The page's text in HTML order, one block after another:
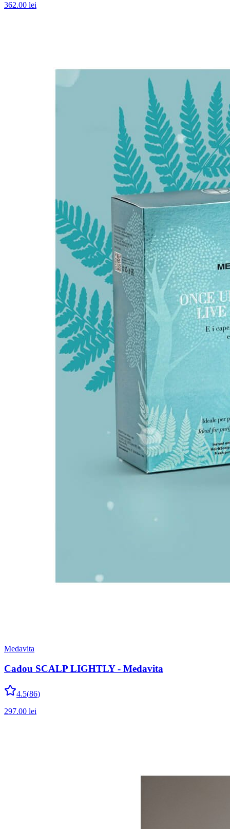
362.00 lei
Medavita
Cadou SCALP LIGHTLY - Medavita
4.5(86)
297.00 lei